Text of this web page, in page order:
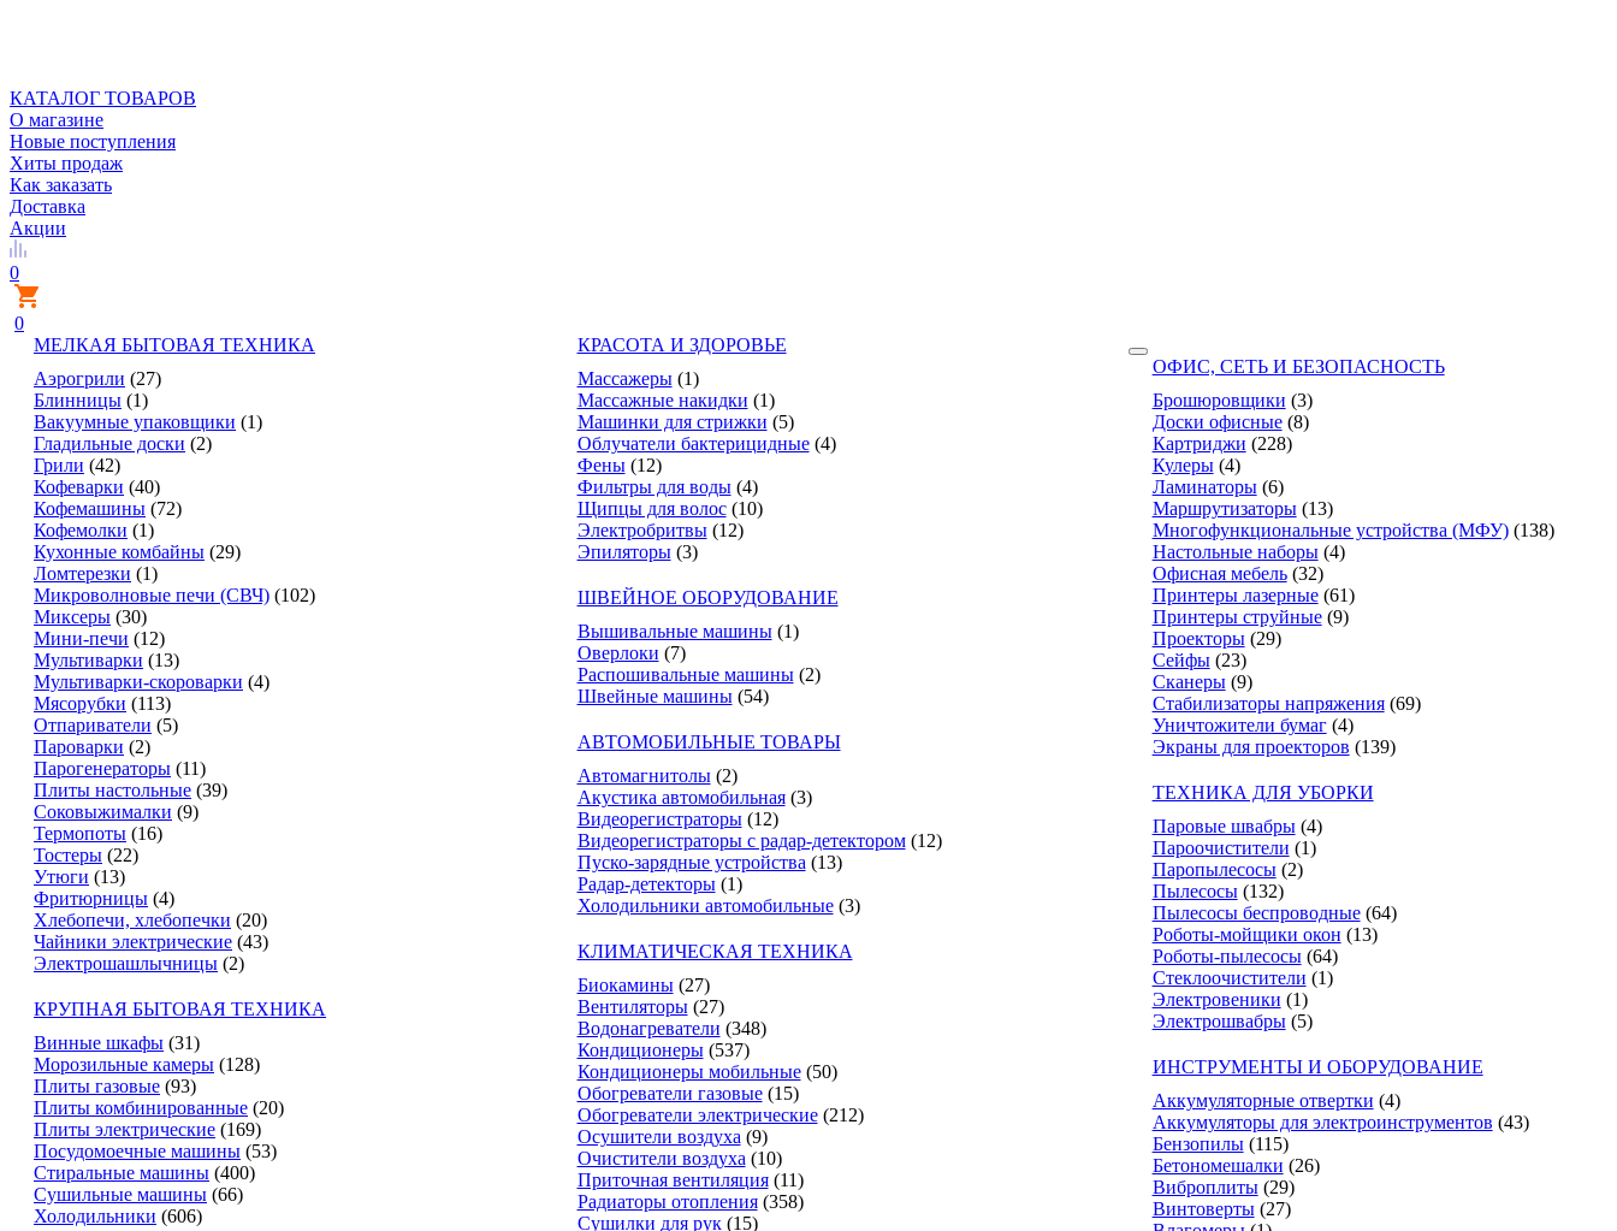
КАТАЛОГ ТОВАРОВ
О магазине
Новые поступления
Хиты продаж
Как заказать
Доставка
Акции
0
0
МЕЛКАЯ БЫТОВАЯ ТЕХНИКА
Аэрогрили (27)
Блинницы (1)
Вакуумные упаковщики (1)
Гладильные доски (2)
Грили (42)
Кофеварки (40)
Кофемашины (72)
Кофемолки (1)
Кухонные комбайны (29)
Ломтерезки (1)
Микроволновые печи (СВЧ) (102)
Миксеры (30)
Мини-печи (12)
Мультиварки (13)
Мультиварки-скороварки (4)
Мясорубки (113)
Отпариватели (5)
Пароварки (2)
Парогенераторы (11)
Плиты настольные (39)
Соковыжималки (9)
Термопоты (16)
Тостеры (22)
Утюги (13)
Фритюрницы (4)
Хлебопечи, хлебопечки (20)
Чайники электрические (43)
Электрошашлычницы (2)
КРУПНАЯ БЫТОВАЯ ТЕХНИКА
Винные шкафы (31)
Морозильные камеры (128)
Плиты газовые (93)
Плиты комбинированные (20)
Плиты электрические (169)
Посудомоечные машины (53)
Стиральные машины (400)
Сушильные машины (66)
Холодильники (606)
КРАСОТА И ЗДОРОВЬЕ
Массажеры (1)
Массажные накидки (1)
Машинки для стрижки (5)
Облучатели бактерицидные (4)
Фены (12)
Фильтры для воды (4)
Щипцы для волос (10)
Электробритвы (12)
Эпиляторы (3)
ШВЕЙНОЕ ОБОРУДОВАНИЕ
Вышивальные машины (1)
Оверлоки (7)
Распошивальные машины (2)
Швейные машины (54)
АВТОМОБИЛЬНЫЕ ТОВАРЫ
Автомагнитолы (2)
Акустика автомобильная (3)
Видеорегистраторы (12)
Видеорегистраторы с радар-детектором (12)
Пуско-зарядные устройства (13)
Радар-детекторы (1)
Холодильники автомобильные (3)
КЛИМАТИЧЕСКАЯ ТЕХНИКА
Биокамины (27)
Вентиляторы (27)
Водонагреватели (348)
Кондиционеры (537)
Кондиционеры мобильные (50)
Обогреватели газовые (15)
Обогреватели электрические (212)
Осушители воздуха (9)
Очистители воздуха (10)
Приточная вентиляция (11)
Радиаторы отопления (358)
Сушилки для рук (15)
ОФИС, СЕТЬ И БЕЗОПАСНОСТЬ
Брошюровщики (3)
Доски офисные (8)
Картриджи (228)
Кулеры (4)
Ламинаторы (6)
Маршрутизаторы (13)
Многофункциональные устройства (МФУ) (138)
Настольные наборы (4)
Офисная мебель (32)
Принтеры лазерные (61)
Принтеры струйные (9)
Проекторы (29)
Сейфы (23)
Сканеры (9)
Стабилизаторы напряжения (69)
Уничтожители бумаг (4)
Экраны для проекторов (139)
ТЕХНИКА ДЛЯ УБОРКИ
Паровые швабры (4)
Пароочистители (1)
Паропылесосы (2)
Пылесосы (132)
Пылесосы беспроводные (64)
Роботы-мойщики окон (13)
Роботы-пылесосы (64)
Стеклоочистители (1)
Электровеники (1)
Электрошвабры (5)
ИНСТРУМЕНТЫ И ОБОРУДОВАНИЕ
Аккумуляторные отвертки (4)
Аккумуляторы для электроинструментов (43)
Бензопилы (115)
Бетономешалки (26)
Виброплиты (29)
Винтоверты (27)